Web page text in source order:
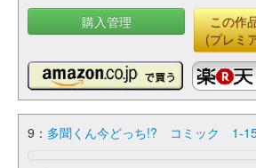
購入管理
この作
(プレミ
9： 多聞くん今どっち!? コミック 1-15